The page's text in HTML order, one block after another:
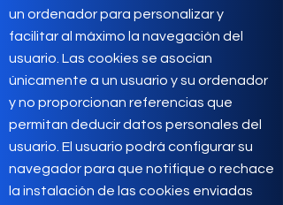
un ordenador para personalizar y
facilitar al máximo la navegación del
usuario. Las cookies se asocian
únicamente a un usuario y su ordenador
y no proporcionan referencias que
permitan deducir datos personales del
usuario. El usuario podrá configurar su
navegador para que notifique o rechace
la instalación de las cookies enviadas